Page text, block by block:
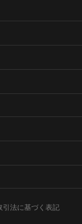
引法に基づく表記